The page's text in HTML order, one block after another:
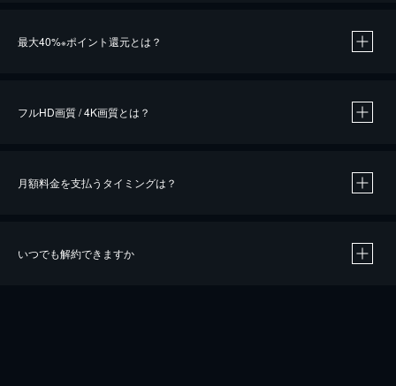
最大40%※ポイント還元とは？
※40％ポイント還元の対象は、クレジットカード決済による作品の購入 / レンタルです。
フルHD画質 / 4K画質とは？
月額料金を支払うタイミングは？
いつでも解約できますか